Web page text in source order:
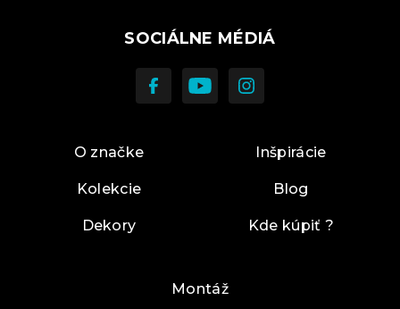
SOCIÁLNE MÉDIÁ
O značke
Kolekcie
Dekory
Inšpirácie
Blog
Kde kúpiť ?
Montáž